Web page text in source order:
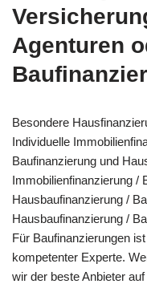
Agenturen
Besondere
Individuelle
Baufinanzierung und
Immobilienfinanzierung /
Hausbaufinanzierung /
Hausbaufinanzierung /
Für Baufinanzierungen
kompetenter Experte.
wir der beste Anbieter